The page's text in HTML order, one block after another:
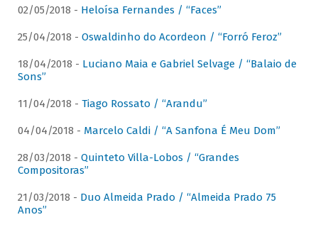
02/05/2018 - Heloísa Fernandes / “Faces”
25/04/2018 - Oswaldinho do Acordeon / “Forró Feroz”
18/04/2018 - Luciano Maia e Gabriel Selvage / “Balaio de
Sons”
11/04/2018 - Tiago Rossato / “Arandu”
04/04/2018 - Marcelo Caldi / “A Sanfona É Meu Dom”
28/03/2018 - Quinteto Villa-Lobos / “Grandes
Compositoras”
21/03/2018 - Duo Almeida Prado / “Almeida Prado 75
Anos”